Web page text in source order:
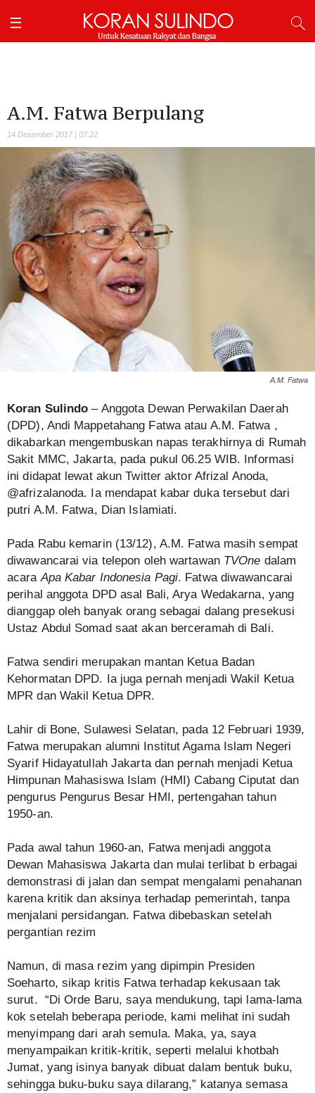
A.M. Fatwa Berpulang
14 Desember 2017 | 07:22
A.M. Fatwa
Koran Sulindo – Anggota Dewan Perwakilan Daerah
(DPD), Andi Mappetahang Fatwa atau A.M. Fatwa ,
dikabarkan mengembuskan napas terakhirnya di Rumah
Sakit MMC, Jakarta, pada pukul 06.25 WIB. Informasi
ini didapat lewat akun Twitter aktor Afrizal Anoda,
@afrizalanoda. Ia mendapat kabar duka tersebut dari
putri A.M. Fatwa, Dian Islamiati.
Pada Rabu kemarin (13/12), A.M. Fatwa masih sempat
diwawancarai via telepon oleh wartawan TVOne dalam
acara Apa Kabar Indonesia Pagi. Fatwa diwawancarai
perihal anggota DPD asal Bali, Arya Wedakarna, yang
dianggap oleh banyak orang sebagai dalang presekusi
Ustaz Abdul Somad saat akan berceramah di Bali.
Fatwa sendiri merupakan mantan Ketua Badan
Kehormatan DPD. Ia juga pernah menjadi Wakil Ketua
MPR dan Wakil Ketua DPR.
Lahir di Bone, Sulawesi Selatan, pada 12 Februari 1939,
Fatwa merupakan alumni Institut Agama Islam Negeri
Syarif Hidayatullah Jakarta dan pernah menjadi Ketua
Himpunan Mahasiswa Islam (HMI) Cabang Ciputat dan
pengurus Pengurus Besar HMI, pertengahan tahun
1950-an.
Pada awal tahun 1960-an, Fatwa menjadi anggota
Dewan Mahasiswa Jakarta dan mulai terlibat b erbagai
demonstrasi di jalan dan sempat mengalami penahanan
karena kritik dan aksinya terhadap pemerintah, tanpa
menjalani persidangan. Fatwa dibebaskan setelah
pergantian rezim
Namun, di masa rezim yang dipimpin Presiden
Soeharto, sikap kritis Fatwa terhadap kekusaan tak
surut. “Di Orde Baru, saya mendukung, tapi lama-lama
kok setelah beberapa periode, kami melihat ini sudah
menyimpang dari arah semula. Maka, ya, saya
menyampaikan kritik-kritik, seperti melalui khotbah
Jumat, yang isinya banyak dibuat dalam bentuk buku,
sehingga buku-buku saya dilarang,” katanya semasa